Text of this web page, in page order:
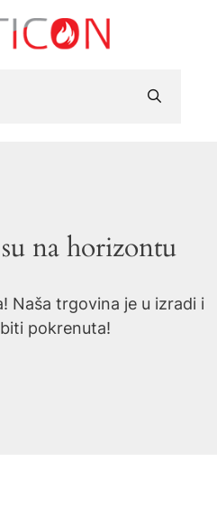
na horizontu
Naša trgovina je u izradi i
pokrenuta!